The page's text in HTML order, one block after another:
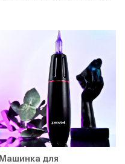
Машинка для